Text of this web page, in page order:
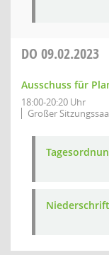
DO 09.02.2023
Ausschuss für
18:00-20:20 Uhr
Großer